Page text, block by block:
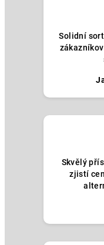
Solidní
Skvělý
zjistí